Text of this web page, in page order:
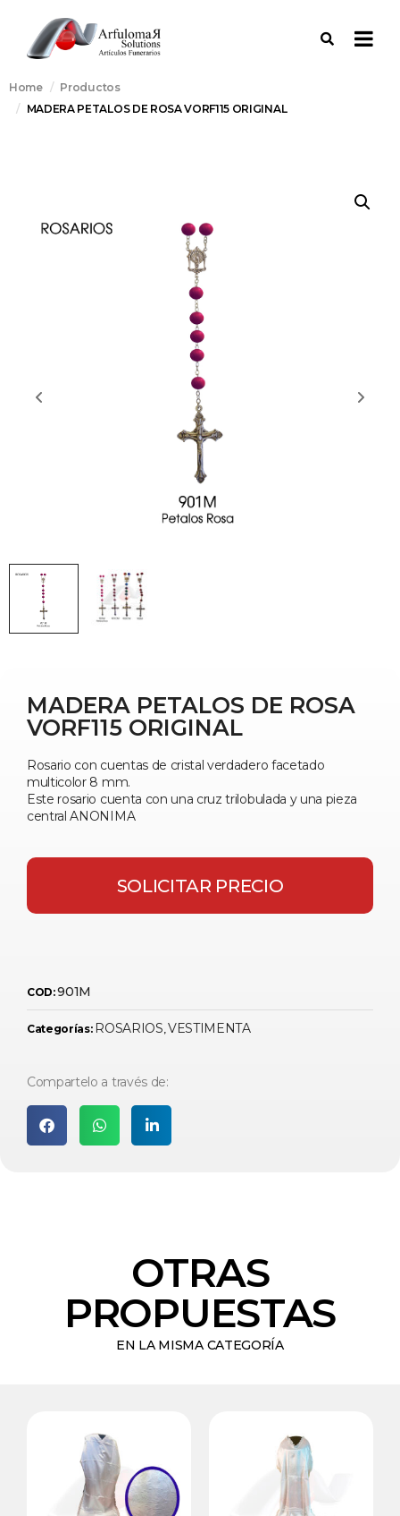
Home
Productos
MADERA PETALOS DE ROSA VORF115 ORIGINAL
MADERA PETALOS DE ROSA
VORF115 ORIGINAL
Rosario con cuentas de cristal verdadero facetado
multicolor 8 mm.
Este rosario cuenta con una cruz trilobulada y una pieza
central ANONIMA
SOLICITAR PRECIO
COD:901M
Categorías: ROSARIOS,VESTIMENTA
Compartelo a través de:
OTRAS
PROPUESTAS
EN LA MISMA CATEGORÍA